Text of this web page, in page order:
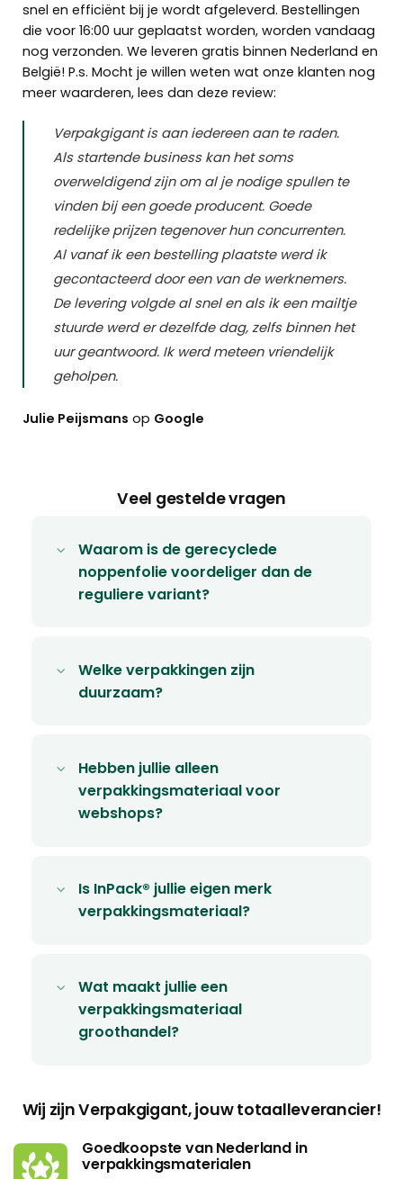
snel en efficiënt bij je wordt afgeleverd. Bestellingen
die voor 16:00 uur geplaatst worden, worden vandaag
nog verzonden. We leveren gratis binnen Nederland en
België! P.s. Mocht je willen weten wat onze klanten nog
meer waarderen, lees dan deze review:
Verpakgigant is aan iedereen aan te raden.
Als startende business kan het soms
overweldigend zijn om al je nodige spullen te
vinden bij een goede producent. Goede
redelijke prijzen tegenover hun concurrenten.
Al vanaf ik een bestelling plaatste werd ik
gecontacteerd door een van de werknemers.
De levering volgde al snel en als ik een mailtje
stuurde werd er dezelfde dag, zelfs binnen het
uur geantwoord. Ik werd meteen vriendelijk
geholpen.
Julie Peijsmans op Google
Veel gestelde vragen
Waarom is de gerecyclede
noppenfolie voordeliger dan de
reguliere variant?
Welke verpakkingen zijn
duurzaam?
Hebben jullie alleen
verpakkingsmateriaal voor
webshops?
Is InPack® jullie eigen merk
verpakkingsmateriaal?
Wat maakt jullie een
verpakkingsmateriaal
groothandel?
Wij zijn Verpakgigant, jouw totaalleverancier!
Goedkoopste van Nederland in
verpakkingsmaterialen